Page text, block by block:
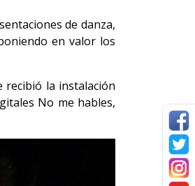
de danza,
en valor los
recibió la instalación
No me hables,